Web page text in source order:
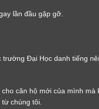
lần đầu gặp gỡ.
Đại Học danh tiếng
căn hộ mới của mình mà
chúng tôi.